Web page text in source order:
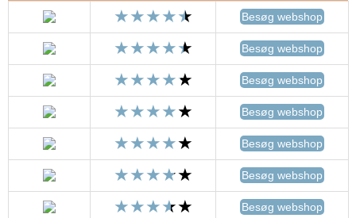
Besøg webshop
Besøg webshop
Besøg webshop
Besøg webshop
Besøg webshop
Besøg webshop
Besøg webshop